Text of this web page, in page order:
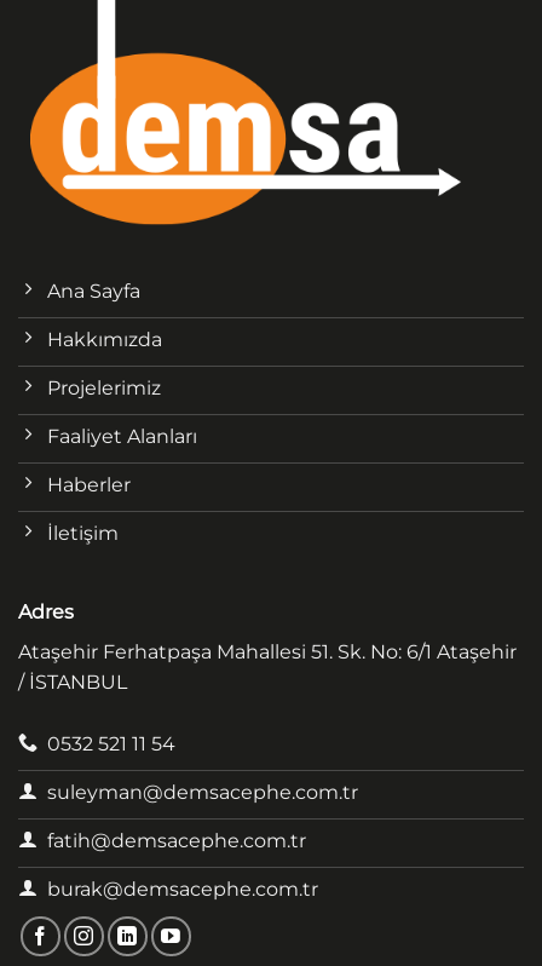
Ana Sayfa
Hakkımızda
Projelerimiz
Faaliyet Alanları
Haberler
İletişim
Adres
Ataşehir Ferhatpaşa Mahallesi 51. Sk. No: 6/1 Ataşehir
/ İSTANBUL
0532 521 11 54
suleyman@demsacephe.com.tr
fatih@demsacephe.com.tr
burak@demsacephe.com.tr